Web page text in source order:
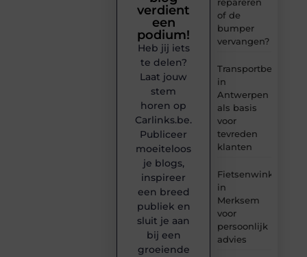
of de
bumper
vervangen?
Transportbedrijf
in
Antwerpen
als basis
voor
tevreden
klanten
Fietsenwinkel
in
Merksem
voor
persoonlijk
advies
verdient
een
podium!
Heb jij iets
te delen?
Laat jouw
stem
horen op
Carlinks.be.
Publiceer
moeiteloos
je blogs,
inspireer
een breed
publiek en
sluit je aan
bij een
groeiende